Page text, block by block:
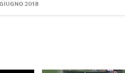
GIUGNO 2018